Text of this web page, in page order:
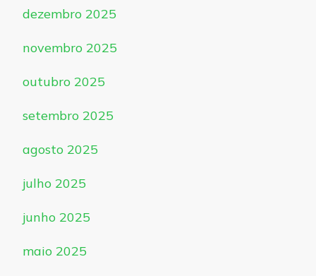
dezembro 2025
novembro 2025
outubro 2025
setembro 2025
agosto 2025
julho 2025
junho 2025
maio 2025